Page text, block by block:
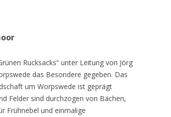
Rucksacks“ unter Leitung von Jörg
das Besondere gegeben. Das
um Worpswede ist geprägt
Felder sind durchzogen von Bächen,
Frühnebel und einmalige